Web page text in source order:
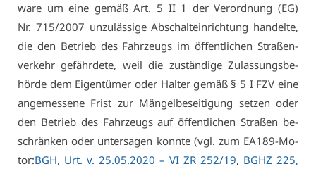
ware um ei­ne ge­mäß Art. 5 II 1 der Ver­ord­nung (EG)
Nr. 715/2007 un­zu­läs­si­ge Ab­schalt­ein­rich­tung han­del­te,
die den Be­trieb des Fahr­zeugs im öf­fent­li­chen Stra­ßen­
ver­kehr ge­fähr­de­te, weil die zu­stän­di­ge Zu­las­sungs­be­
hör­de dem Ei­gen­tü­mer oder Hal­ter ge­mäß § 5 I FZV ei­ne
an­ge­mes­se­ne Frist zur Män­gel­be­sei­ti­gung set­zen oder
den Be­trieb des Fahr­zeugs auf öf­fent­li­chen Stra­ßen be­
schrän­ken oder un­ter­sa­gen konn­te (vgl. zum EA189-Mo­
tor:BGH, Urt. v. 25.05.2020 – VI ZR 252/19, BGHZ 225,